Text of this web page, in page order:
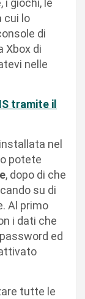
i giochi, le
cui lo
di
Xbox di
nelle
tramite il
nel
potete
, dopo di che
su di
Al primo
i dati che
ed
tutte le